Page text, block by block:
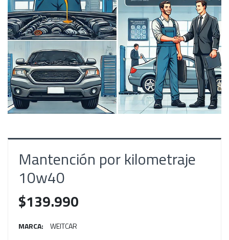
Mantención por kilometraje
10w40
$139.990
MARCA: WEITCAR